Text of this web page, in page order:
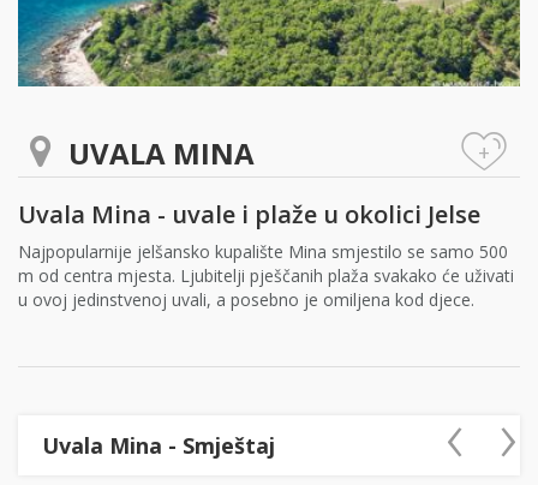
UVALA MINA +
Uvala Mina - uvale i plaže u okolici Jelse
Najpopularnije jelšansko kupalište Mina smjestilo se samo 500
m od centra mjesta. Ljubitelji pješčanih plaža svakako će uživati
u ovoj jedinstvenoj uvali, a posebno je omiljena kod djece.
Uvala Mina - Smještaj ‹ ›